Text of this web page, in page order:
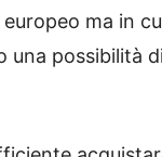
ma in
una possibilità